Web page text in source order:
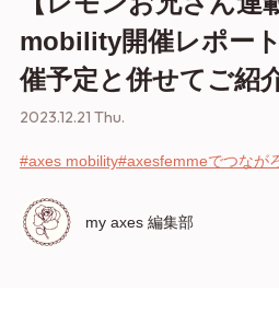
mobility開催レポー
催予定と併せてご紹
2023.12.21 Thu.
#axes mobility#axesfemmeでつなが
my axes 編集部